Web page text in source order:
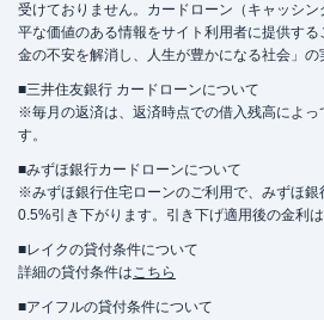
受けておりません。カードローン（キャッシ
平な価値のある情報をサイト利用者に提供す
金の不安を解消し、人生が豊かになる社会」の
■三井住友銀行 カードローンについて
※毎月の返済は、返済時点での借入残高によっ
す。
■みずほ銀行カードローンについて
※みずほ銀行住宅ローンのご利用で、みずほ銀
0.5%引き下がります。引き下げ適用後の金利
■レイクの貸付条件について
詳細の貸付条件はこちら
■アイフルの貸付条件について